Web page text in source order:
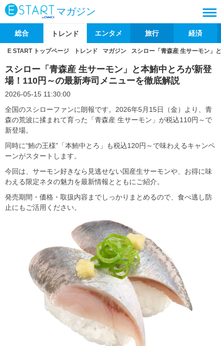
マガジン
総合 トレンド エンタメ 旅行 経済
E START トップページ トレンド マガジン スシロー「青森産 生サーモン」
スシロー「青森産 生サーモン」と本鮪中とろが新登
場！110円～の最新寿司メニューを徹底解説
2026-05-15 11:30:00
全国のスシローファンに朗報です。2026年5月15日（金）より、青
森の荒波に揉まれて育った「青森産 生サーモン」が税込110円～で
新登場。
同時に“鮪の王様”「本鮪中とろ」も税込120円～で味わえるキャンペ
ーンがスタートします。
今回は、サーモン好きなら見逃せない国産生サーモンや、お得に味
わえる限定ネタの魅力を最新情報とともにご紹介。
発売期間・価格・取扱内容までしっかりまとめるので、食べ逃し防
止にもご活用ください。